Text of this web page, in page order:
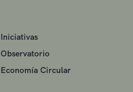
Iniciativas
Observatorio
Economía Circular